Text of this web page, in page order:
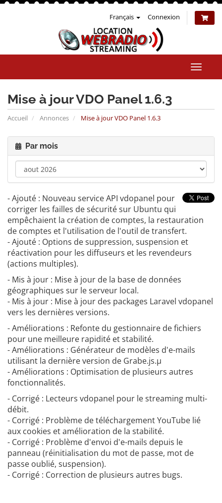
Français Connexion
la
Mise à jour VDO Panel 1.6.3
Accueil Annonces Mise à jour VDO Panel 1.6.3
Par mois
- Ajouté : Nouveau service API vdopanel pour
corriger les failles de sécurité sur Ubuntu qui
empêchaient la création de comptes, la restauration
de comptes et l'utilisation de l'outil de transfert.
- Ajouté : Options de suppression, suspension et
réactivation pour les diffuseurs et les revendeurs
(actions multiples).
- Mis à jour : Mise à jour de la base de données
géographiques sur le serveur local.
- Mis à jour : Mise à jour des packages Laravel vdopanel
vers les dernières versions.
- Améliorations : Refonte du gestionnaire de fichiers
pour une meilleure rapidité et stabilité.
- Améliorations : Générateur de modèles d'e-mails
utilisant la dernière version de Grabe.js.µ
- Améliorations : Optimisation de plusieurs autres
fonctionnalités.
- Corrigé : Lecteurs vdopanel pour le streaming multi-
débit.
- Corrigé : Problème de téléchargement YouTube lié
aux cookies et amélioration de la stabilité.
- Corrigé : Problème d'envoi d'e-mails depuis le
panneau (réinitialisation du mot de passe, mot de
passe oublié, suspension).
- Corrigé : Correction de plusieurs autres bugs.